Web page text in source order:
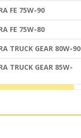
FE 75W-90
FE 75W-80
TRUCK GEAR 80W-90
TRUCK GEAR 85W-